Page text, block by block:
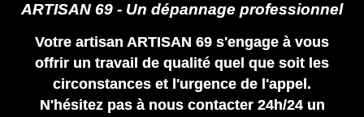
ARTISAN 69 - Un dépannage professionnel
Votre artisan ARTISAN 69 s'engage à vous
offrir un travail de qualité quel que soit les
circonstances et l'urgence de l'appel.
N'hésitez pas à nous contacter 24h/24 un